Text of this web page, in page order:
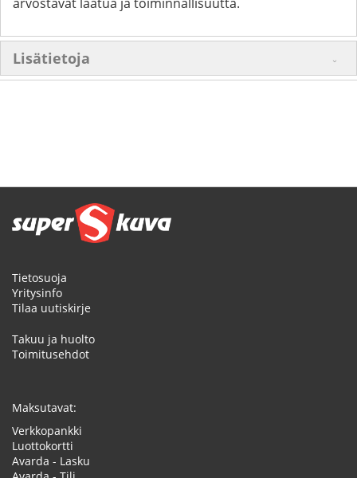
Lisätietoja
Tietosuoja
Yritysinfo
Tilaa uutiskirje
Takuu ja huolto
Toimitusehdot
Maksutavat:
Verkkopankki
Luottokortti
Avarda - Lasku